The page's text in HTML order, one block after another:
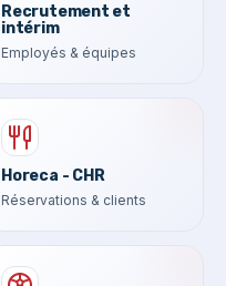
Recrutement et
intérim
Employés & équipes
Horeca - CHR
Réservations & clients